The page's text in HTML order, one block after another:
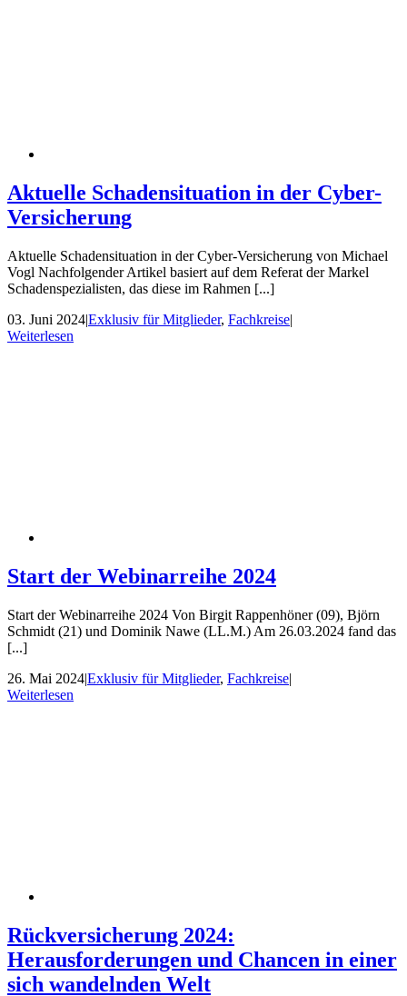
Aktuelle Schadensituation in der Cyber-
Versicherung
Aktuelle Schadensituation in der Cyber-Versicherung von Michael
Vogl Nachfolgender Artikel basiert auf dem Referat der Markel
Schadenspezialisten, das diese im Rahmen [...]
03. Juni 2024|Exklusiv für Mitglieder, Fachkreise|
Weiterlesen
Start der Webinarreihe 2024
Start der Webinarreihe 2024 Von Birgit Rappenhöner (09), Björn
Schmidt (21) und Dominik Nawe (LL.M.) Am 26.03.2024 fand das
[...]
26. Mai 2024|Exklusiv für Mitglieder, Fachkreise|
Weiterlesen
Rückversicherung 2024:
Herausforderungen und Chancen in einer
sich wandelnden Welt